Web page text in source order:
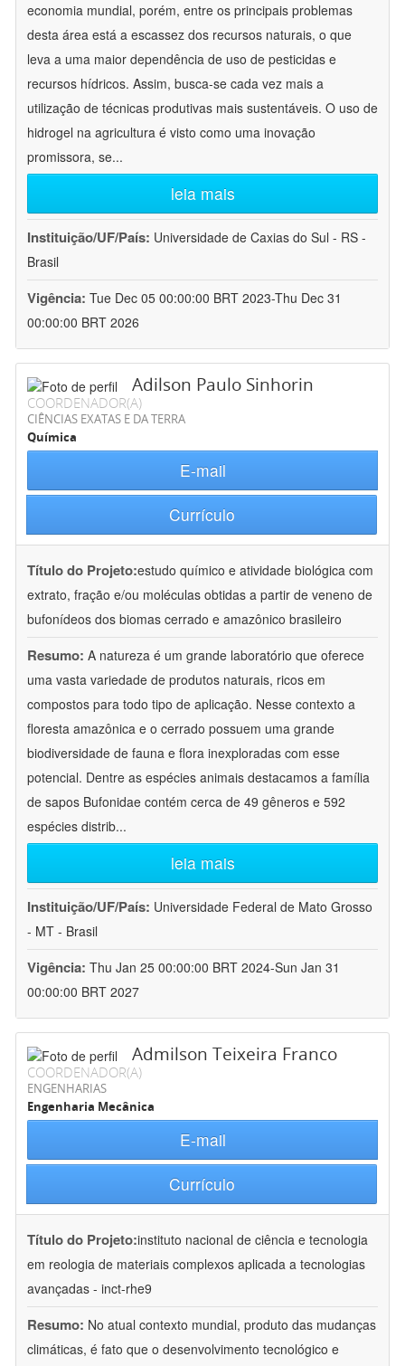
economia mundial, porém, entre os principais problemas
desta área está a escassez dos recursos naturais, o que
leva a uma maior dependência de uso de pesticidas e
recursos hídricos. Assim, busca-se cada vez mais a
utilização de técnicas produtivas mais sustentáveis. O uso de
hidrogel na agricultura é visto como uma inovação
promissora, se...
leia mais
Instituição/UF/País: Universidade de Caxias do Sul - RS -
Brasil
Vigência: Tue Dec 05 00:00:00 BRT 2023-Thu Dec 31
00:00:00 BRT 2026
Adilson Paulo Sinhorin
COORDENADOR(A)
CIÊNCIAS EXATAS E DA TERRA
Química
E-mail
Currículo
Título do Projeto:estudo químico e atividade biológica com
extrato, fração e/ou moléculas obtidas a partir de veneno de
bufonídeos dos biomas cerrado e amazônico brasileiro
Resumo: A natureza é um grande laboratório que oferece
uma vasta variedade de produtos naturais, ricos em
compostos para todo tipo de aplicação. Nesse contexto a
floresta amazônica e o cerrado possuem uma grande
biodiversidade de fauna e flora inexploradas com esse
potencial. Dentre as espécies animais destacamos a família
de sapos Bufonidae contém cerca de 49 gêneros e 592
espécies distrib...
leia mais
Instituição/UF/País: Universidade Federal de Mato Grosso
- MT - Brasil
Vigência: Thu Jan 25 00:00:00 BRT 2024-Sun Jan 31
00:00:00 BRT 2027
Admilson Teixeira Franco
COORDENADOR(A)
ENGENHARIAS
Engenharia Mecânica
E-mail
Currículo
Título do Projeto:instituto nacional de ciência e tecnologia
em reologia de materiais complexos aplicada a tecnologias
avançadas - inct-rhe9
Resumo: No atual contexto mundial, produto das mudanças
climáticas, é fato que o desenvolvimento tecnológico e